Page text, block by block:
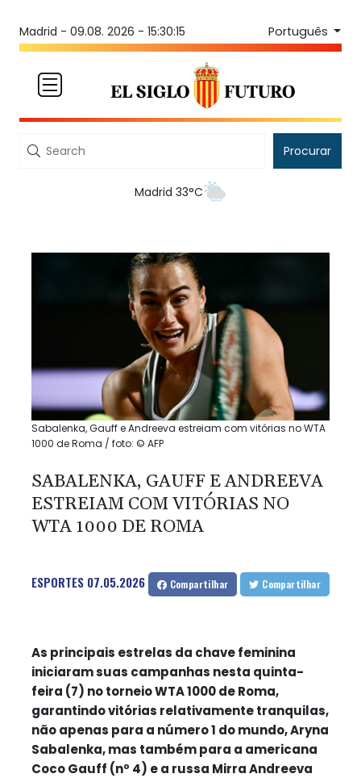
Madrid - 09.08. 2026 - 15:30:15 Português
Procurar
Madrid 33°C
Sabalenka, Gauff e Andreeva estreiam com vitórias no WTA
1000 de Roma / foto: © AFP
SABALENKA, GAUFF E ANDREEVA
ESTREIAM COM VITÓRIAS NO
WTA 1000 DE ROMA
ESPORTES 07.05.2026 Compartilhar Compartilhar
As principais estrelas da chave feminina
iniciaram suas campanhas nesta quinta-
feira (7) no torneio WTA 1000 de Roma,
garantindo vitórias relativamente tranquilas,
não apenas para a número 1 do mundo, Aryna
Sabalenka, mas também para a americana
Coco Gauff (nº 4) e a russa Mirra Andreeva